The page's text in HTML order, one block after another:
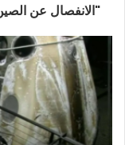
"الانفصال عن